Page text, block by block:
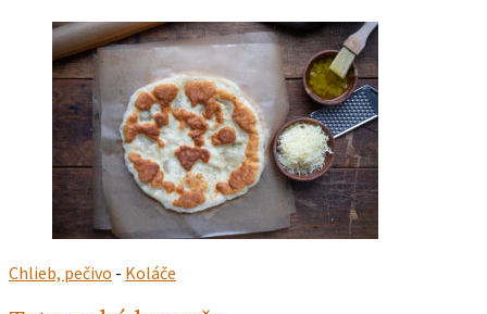
Chlieb, pečivo - Koláče